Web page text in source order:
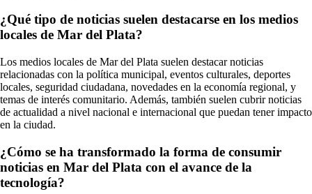
¿Qué tipo de noticias suelen destacarse en los medios
locales de Mar del Plata?
Los medios locales de Mar del Plata suelen destacar noticias
relacionadas con la política municipal, eventos culturales, deportes
locales, seguridad ciudadana, novedades en la economía regional, y
temas de interés comunitario. Además, también suelen cubrir noticias
de actualidad a nivel nacional e internacional que puedan tener impacto
en la ciudad.
¿Cómo se ha transformado la forma de consumir
noticias en Mar del Plata con el avance de la
tecnología?